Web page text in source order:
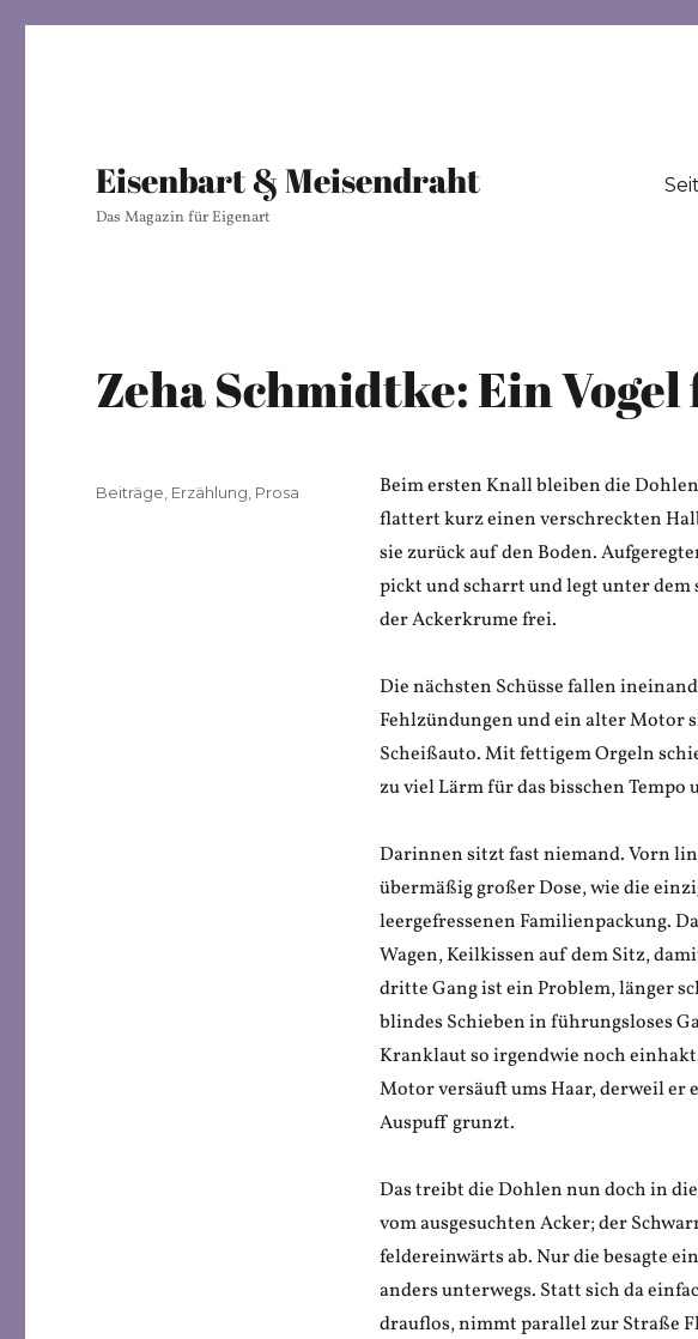
Eisenbart & Meisendraht
Das Magazin für Eigenart
Zeha Schmidtke: Ein
Beim ersten Knall bleiben die
flattert kurz einen verschreckten
sie zurück auf den Boden.
pickt und scharrt und legt unter
der Ackerkrume frei.
Die nächsten Schüsse fallen
Fehlzündungen und ein alter Motor
Scheißauto. Mit fettigem Orgeln
zu viel Lärm für das bisschen Tempo
Darinnen sitzt fast niemand. Vorn
übermäßig großer Dose, wie die
leergefressenen Familienpackung.
Wagen, Keilkissen auf dem Sitz,
dritte Gang ist ein Problem, länger
blindes Schieben in führungsloses
Kranklaut so irgendwie noch
Motor versäuft ums Haar, derweil er
Auspuff grunzt.
Das treibt die Dohlen nun doch in
vom ausgesuchten Acker; der
feldereinwärts ab. Nur die besagte
anders unterwegs. Statt sich da
drauflos, nimmt parallel zur Straße
Veröffentlicht
Kategorien
Beiträge Erzählung Prosa